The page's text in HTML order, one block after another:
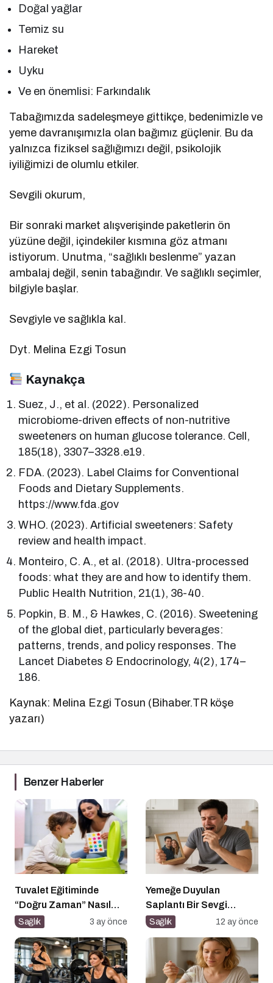
Doğal yağlar
Temiz su
Hareket
Uyku
Ve en önemlisi: Farkındalık
Tabağımızda sadeleşmeye gittikçe, bedenimizle ve
yeme davranışımızla olan bağımız güçlenir. Bu da
yalnızca fiziksel sağlığımızı değil, psikolojik
iyiliğimizi de olumlu etkiler.
Sevgili okurum,
Bir sonraki market alışverişinde paketlerin ön
yüzüne değil, içindekiler kısmına göz atmanı
istiyorum. Unutma, “sağlıklı beslenme” yazan
ambalaj değil, senin tabağındır. Ve sağlıklı seçimler,
bilgiyle başlar.
Sevgiyle ve sağlıkla kal.
Dyt. Melina Ezgi Tosun
Kaynakça
Suez, J., et al. (2022). Personalized
microbiome-driven effects of non-nutritive
sweeteners on human glucose tolerance. Cell,
185(18), 3307–3328.e19.
FDA. (2023). Label Claims for Conventional
Foods and Dietary Supplements.
https://www.fda.gov
WHO. (2023). Artificial sweeteners: Safety
review and health impact.
Monteiro, C. A., et al. (2018). Ultra-processed
foods: what they are and how to identify them.
Public Health Nutrition, 21(1), 36-40.
Popkin, B. M., & Hawkes, C. (2016). Sweetening
of the global diet, particularly beverages:
patterns, trends, and policy responses. The
Lancet Diabetes & Endocrinology, 4(2), 174–
186.
Kaynak: Melina Ezgi Tosun (Bihaber.TR köşe
yazarı)
Benzer Haberler
Tuvalet Eğitiminde
“Doğru Zaman” Nasıl
Anlaşılır?
Sağlık 3 ay önce
Yemeğe Duyulan
Saplantı Bir Sevgi
İhtiyacıdır
Sağlık 12 ay önce